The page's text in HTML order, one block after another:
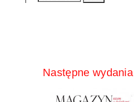
Następne wydania